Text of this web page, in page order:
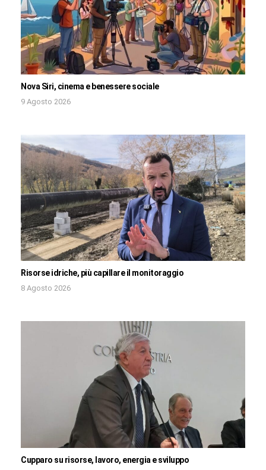
Nova Siri, cinema e benessere sociale
9 Agosto 2026
Risorse idriche, più capillare il monitoraggio
8 Agosto 2026
Cupparo su risorse, lavoro, energia e sviluppo